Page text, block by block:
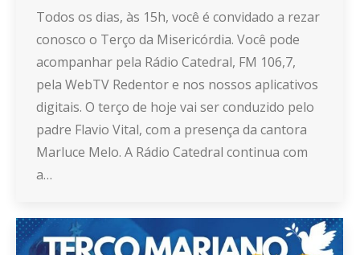
Todos os dias, às 15h, você é convidado a rezar
conosco o Terço da Misericórdia. Você pode
acompanhar pela Rádio Catedral, FM 106,7,
pela WebTV Redentor e nos nossos aplicativos
digitais. O terço de hoje vai ser conduzido pelo
padre Flavio Vital, com a presença da cantora
Marluce Melo. A Rádio Catedral continua com
a…